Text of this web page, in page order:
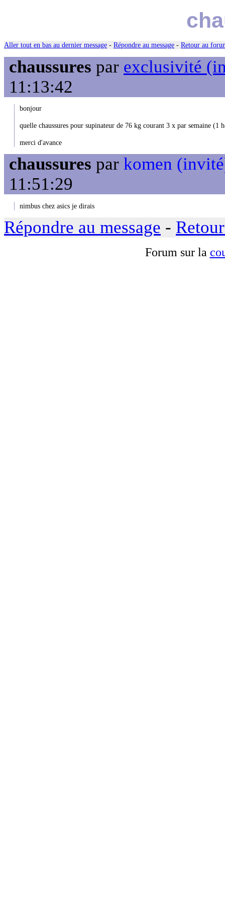
Aller tout en bas au dernier message - Répondre au message - Retour au
chaussures par exclusivité
11:13:42
bonjour
quelle chaussures pour supinateur de 76 kg courant 3 x par semaine (1
merci d'avance
chaussures par komen
11:51:29
nimbus chez asics je dirais
Répondre au message -
Forum sur la